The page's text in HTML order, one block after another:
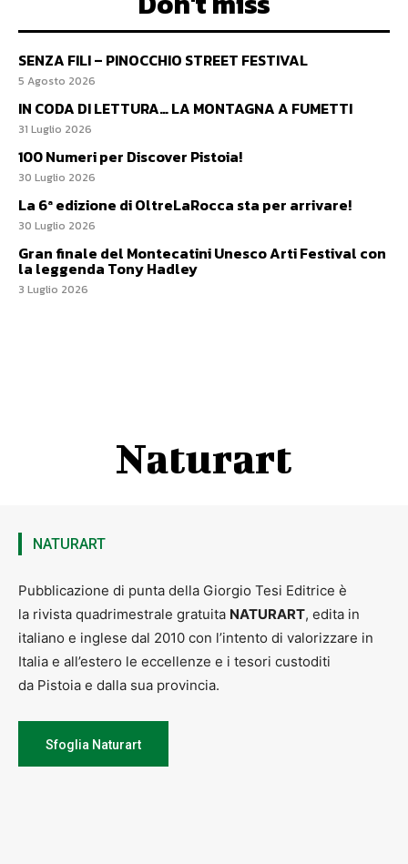
SENZA FILI – PINOCCHIO STREET FESTIVAL
5 Agosto 2026
IN CODA DI LETTURA… LA MONTAGNA A FUMETTI
31 Luglio 2026
100 Numeri per Discover Pistoia!
30 Luglio 2026
La 6ª edizione di OltreLaRocca sta per arrivare!
30 Luglio 2026
Gran finale del Montecatini Unesco Arti Festival con
la leggenda Tony Hadley
3 Luglio 2026
Naturart
NATURART
Pubblicazione di punta della Giorgio Tesi Editrice è
la rivista quadrimestrale gratuita NATURART, edita in
italiano e inglese dal 2010 con l’intento di valorizzare in
Italia e all’estero le eccellenze e i tesori custoditi
da Pistoia e dalla sua provincia.
Sfoglia Naturart